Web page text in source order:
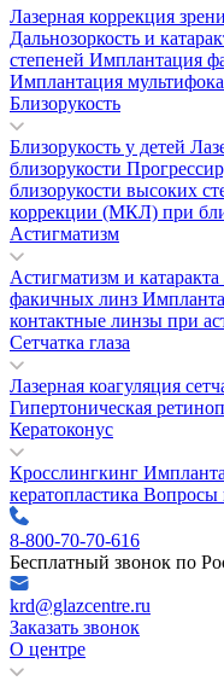
Лазерная коррекция
Дальнозоркость и
степеней Имплантация
Имплантация
Близорукость
Близорукость у детей
близорукости
близорукости высоких
коррекции (МКЛ) при
Астигматизм
Астигматизм и катаракта
факичных линз
контактные линзы при
Сетчатка глаза
Лазерная коагуляция
Гипертоническая
Кератоконус
Кросслингкинг
кератопластика Вопросы
8-800-70-70-616
Бесплатный звонок по
krd@glazcentre.ru
Заказать звонок
О центре